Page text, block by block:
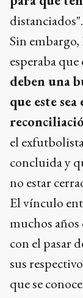
distanciados".
Sin
esperaba
deben una
que este
el
concluida y
no estar
El vínculo
muchos
con el pasar
sus
que se